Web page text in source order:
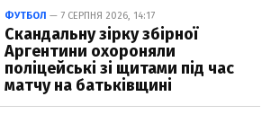
ФУТБОЛ — 7 СЕРПНЯ 2026, 14:17
Скандальну зірку збірної
Аргентини охороняли
поліцейські зі щитами під час
матчу на батьківщині